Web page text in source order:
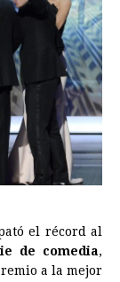
L
i
n
k
el récord al
de comedia,
a la mejor